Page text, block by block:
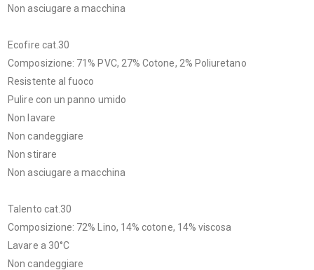
Non asciugare a macchina
Ecofire cat.30
Composizione: 71% PVC, 27% Cotone, 2% Poliuretano
Resistente al fuoco
Pulire con un panno umido
Non lavare
Non candeggiare
Non stirare
Non asciugare a macchina
Talento cat.30
Composizione: 72% Lino, 14% cotone, 14% viscosa
Lavare a 30°C
Non candeggiare